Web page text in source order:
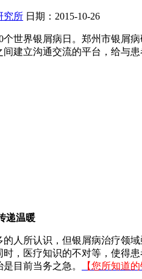
究所 日期：2015-10-26
个世界银屑病日。郑州市银屑
建立沟通交流的平台，给与患
递温暖
人所认识，但银屑病治疗领
，医疗知识的不对等，使得
目前当务之急。
【您所知道